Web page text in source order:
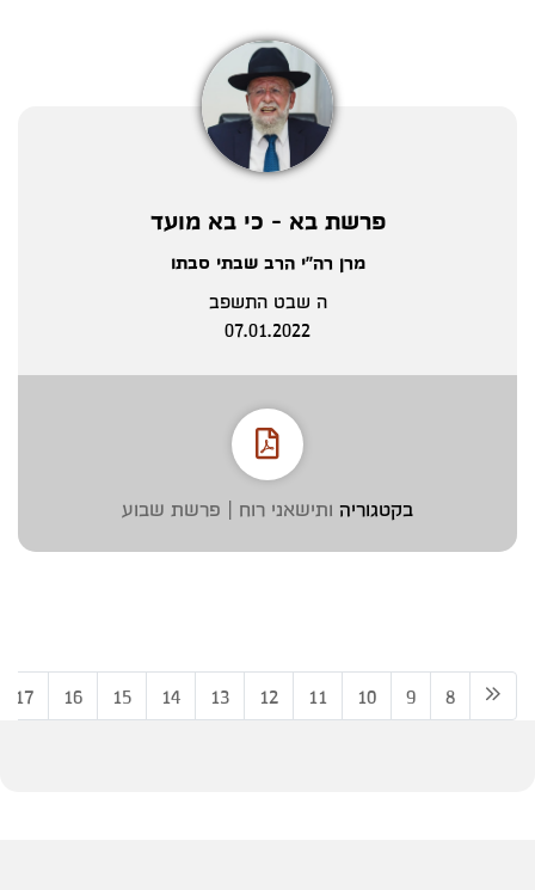
פרשת בא - כי בא מועד
מרן רה"י הרב שבתי סבתו
ה שבט התשפב
07.01.2022
בקטגוריה ותישאני רוח | פרשת שבוע
8
9
10
11
12
13
14
15
16
17